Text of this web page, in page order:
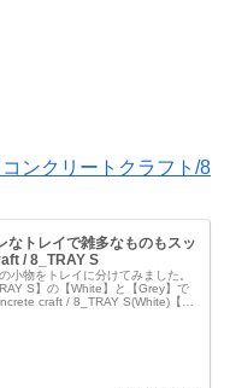
ンクリートクラフト/8
トレイで雑多なものもスッ
/ 8_TRAY S
小物をトレイに分けてみました。
S】の【White】と【Grey】で
craft / 8_TRAY S(White)【コ